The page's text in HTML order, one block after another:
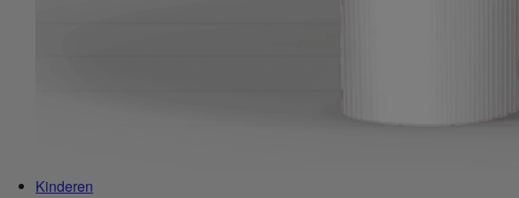
Kinderen